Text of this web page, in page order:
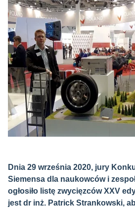
Dnia 29 września 2020, jury
Siemensa dla naukowców i
ogłosiło listę zwycięzców XXV
jest dr inż. Patrick Strankowski,